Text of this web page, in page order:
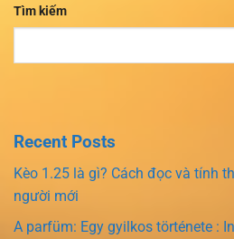
Tìm kiếm
Recent Posts
Kèo 1.25 là gì? Cách đọc và tính
người mới
A parfüm: Egy gyilkos története :